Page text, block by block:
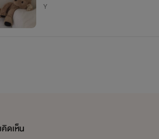
มียต่อหน้าเพื่อนๆกันโต่งๆแบบนี้กันเล่า
มโรง
จังๆซักที
Y
ดเห็น